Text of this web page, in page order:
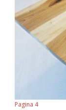
Pagina 4